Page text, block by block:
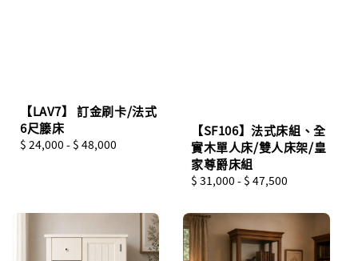
【LAV7】 訂金刷卡/法式
6尺籐床
Regular
$ 24,000 - $ 48,000
【SF106】法式床組、全
實木單人床/雙人床架/皇
家尊爵床組
Regular
$ 31,000 - $ 47,500